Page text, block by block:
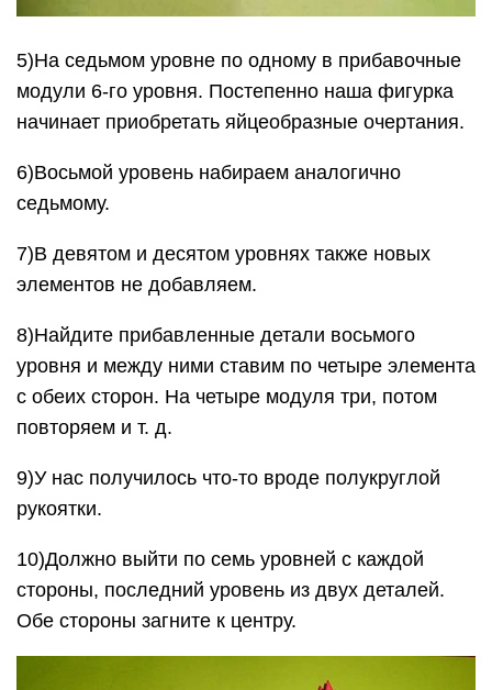
5)На седьмом уровне по одному в прибавочные
модули 6-го уровня. Постепенно наша фигурка
начинает приобретать яйцеобразные очертания.
6)Восьмой уровень набираем аналогично
седьмому.
7)В девятом и десятом уровнях также новых
элементов не добавляем.
8)Найдите прибавленные детали восьмого
уровня и между ними ставим по четыре элемента
с обеих сторон. На четыре модуля три, потом
повторяем и т. д.
9)У нас получилось что-то вроде полукруглой
рукоятки.
10)Должно выйти по семь уровней с каждой
стороны, последний уровень из двух деталей.
Обе стороны загните к центру.